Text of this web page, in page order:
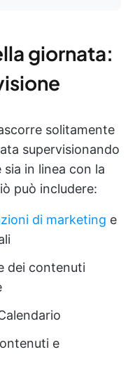
giornata:
solitamente
supervisionando
in linea con la
può includere:
di marketing e
dei contenuti
e